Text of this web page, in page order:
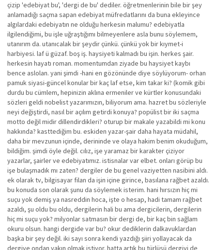
çizip 'edebiyat bu', 'dergi de bu' dediler. öğretmenlerinin bile bir şey
anlamadığı saçma sapan edebiyat müfredatlarını da buna ekleyince
algılardaki edebiyatın ne olduğu herkesin malumu? edebiyatla
ilgilendiğimi, bu işle uğraştığımı bilmeyenlere asla bunu söylemem,
utanırım da. utanıcalak bir şeydir çünkü. çünkü yok bir kıymet-i
harbiyesi. laf ü güzaf. boş iş. haysiyeti kalmadı bu işin. herkes şair.
herkesin hayatı roman. momentumdan ziyade bu haysiyet kaybı
bence aslolan. yani şimdi -hani en gözönünde diye söylüyorum- orhan
pamuk siyasi-güncel konular bir kaç laf etse, kim takar ki? (komik gibi
durdu bu cümlem, hepinizin aklına ermeniler ve kürtler konusundaki
sözleri geldi nobelist yazarımızın, biliyorum ama. hazret bu sözleriyle
neyi değiştirdi, nasıl bir açılım getirdi konuya? popülist bir iki saçma
motto değil midir dillendirdikleri? oturup bir makale yazabildi mi konu
hakkında? kasttediğim bu. eskiden yazar-şair daha hayata müdahil,
daha bir mevzunun içinde, derininde ve olaya hakim benim okuduğum,
bildiğim. şimdi öyle değil. cılız, işe yaramaz bir karakter çiziyor
yazarlar, şairler ve edebiyatımız. istisnalar var elbet. onları görüp bu
işe bulaşmadık mı zaten? dergiler de bu genel vaziyetten nasibini aldı.
ek olarak tv, bilgisayar filan da işin içine girince, basılana rağbet azaldı.
bu konuda son olarak şunu da söylemek isterim. hani hırsızın hiç mi
suçu yok demiş ya nasreddin hoca, işte o hesap, hadi tamam rağbet
azaldı, şu oldu bu oldu, dergilerin hali bu ama dergicilerin, dergilerin
hiç mi suçu yok? milyonlar satmasın bir dergi de, bir kaç bin sağlam
okuru olsun. hangi dergide var bu? okur dediklerin dalkavuklardan
başka bir şey değil. iki sayı sonra kendi yazdığı şiiri yollayacak da
dergiye ondan yakın olmak istiyor. hatta artık bu türlüsü dergiyi de